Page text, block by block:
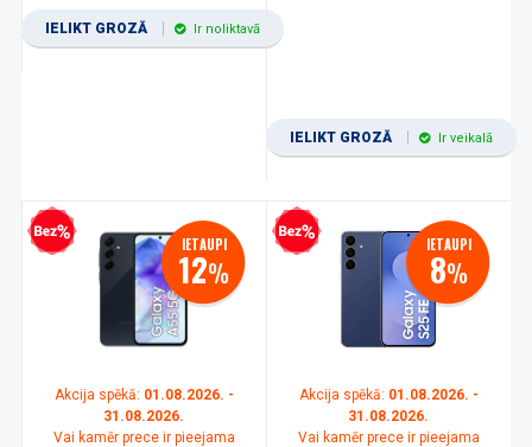
IELIKT GROZĀ Ir noliktavā
IELIKT GROZĀ Ir veikalā
kredīts IETAUPI
12%
Akcija spēkā: 01.08.2026. -
31.08.2026.
Vai kamēr prece ir pieejama
Bezprocentu kredīts IETAUPI
8%
Akcija spēkā: 01.08.2026. -
31.08.2026.
Vai kamēr prece ir pieejama